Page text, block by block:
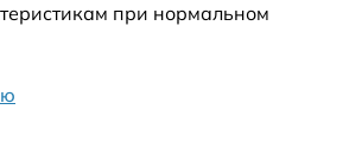
при нормальном